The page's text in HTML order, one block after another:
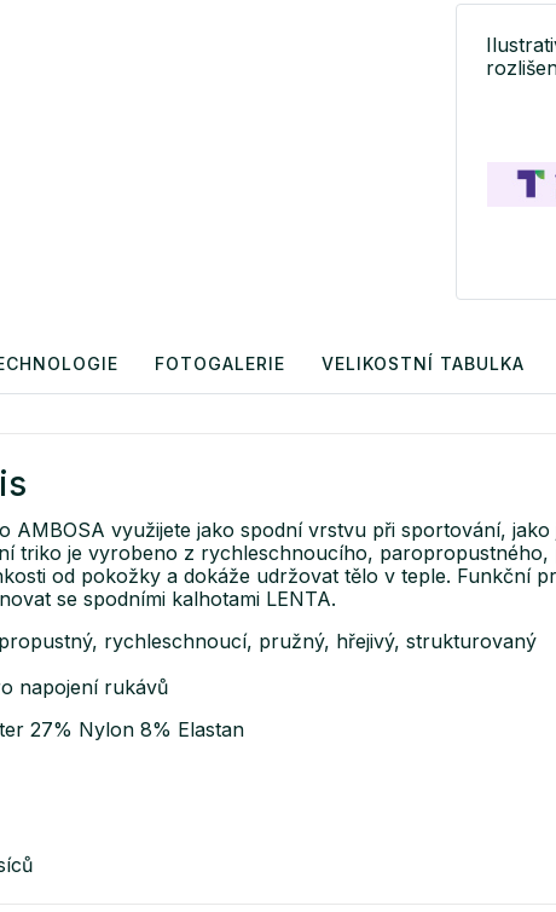
FOTOGALERIE VELIKOSTNÍ TABULKA
AMBOSA využijete jako spodní vrstvu při sportování,
triko je vyrobeno z rychleschnoucího,
od pokožky a dokáže udržovat tělo v teple. Funkční
se spodními kalhotami LENTA.
rychleschnoucí, pružný, hřejivý, strukturovaný
napojení rukávů
27% Nylon 8% Elastan